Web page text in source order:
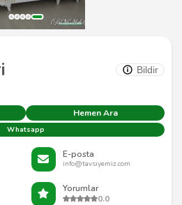
Bildir
Hemen Ara
Whatsapp
E-posta
info@tavsiyemiz.com
Yorumlar
0.0